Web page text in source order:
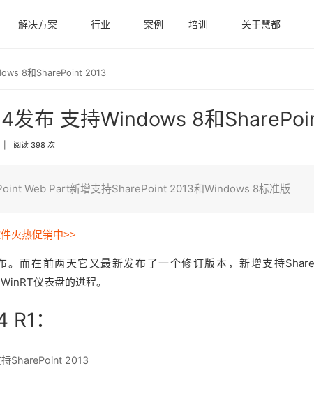
解决方案 行业 案例 培训 关于慧都
8和SharePoint 2013
发布 支持Windows 8和
阅读 398 次
Web Part新增支持SharePoint 2013和Windows 8标准版
火热促销中>>
。而在前两天它又最新发布了一个修订版本，新增支持
仪表盘的进程。
：
SharePoint 2013